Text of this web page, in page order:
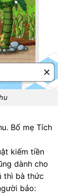
Bố mẹ Tích
kiếm tiền
dành cho
thì bà thức
bảo: